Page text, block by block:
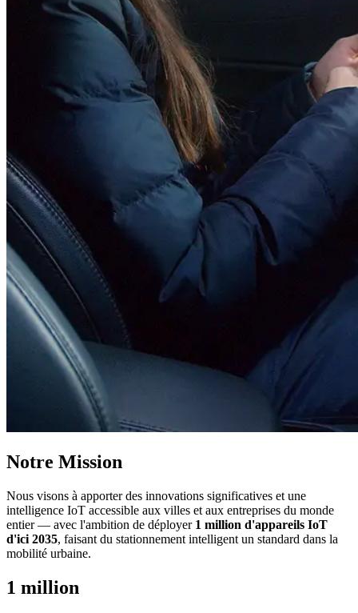
Notre Mission
Nous visons à apporter des innovations significatives et une
intelligence IoT accessible aux villes et aux entreprises du monde
entier — avec l'ambition de déployer 1 million d'appareils IoT
d'ici 2035, faisant du stationnement intelligent un standard dans la
mobilité urbaine.
1 million